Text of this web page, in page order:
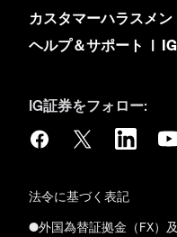
カスタマーハラスメ
ヘルプ＆サポート
|
IG証券をフォロー:
法令に基づく表記
●外国為替証拠金（FX）